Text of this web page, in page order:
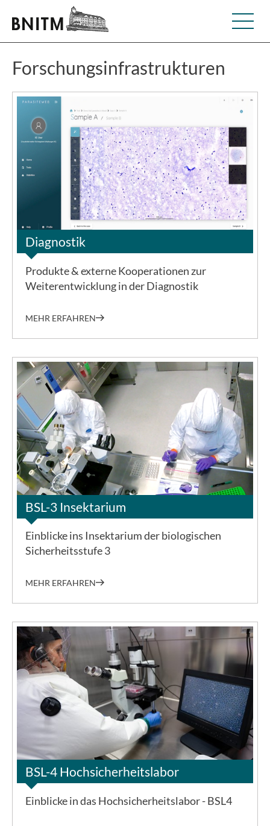
Forschungsinfrastrukturen
Diagnostik
Produkte & externe Kooperationen zur
Weiterentwicklung in der Diagnostik
MEHR ERFAHREN
©BNITM
BSL-3 Insektarium
Einblicke ins Insektarium der biologischen
Sicherheitsstufe 3
MEHR ERFAHREN
©BNITM | Dino Schachten
BSL-4 Hochsicherheitslabor
Einblicke in das Hochsicherheitslabor - BSL4